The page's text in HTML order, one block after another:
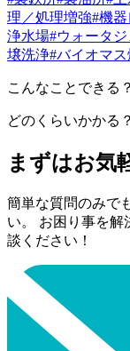
理／処理増強#機
浄水場#ウォータ
壌洗浄#バイオマ
こんなことできる？
どのくらいかかる？
まずはお気
簡単な質問のみで
い。 お困り事を解
談ください！